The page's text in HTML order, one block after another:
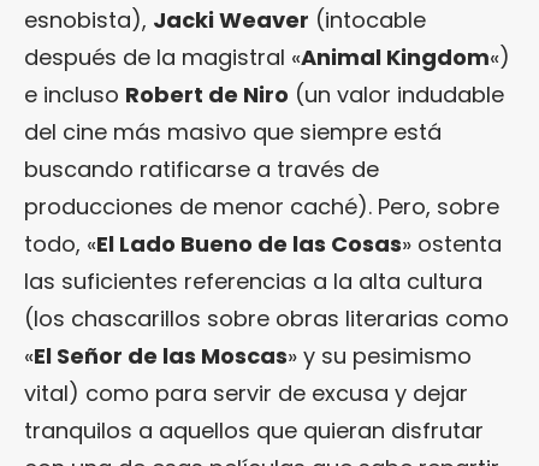
esnobista), Jacki Weaver (intocable
después de la magistral «Animal Kingdom«)
e incluso Robert de Niro (un valor indudable
del cine más masivo que siempre está
buscando ratificarse a través de
producciones de menor caché). Pero, sobre
todo, «El Lado Bueno de las Cosas» ostenta
las suficientes referencias a la alta cultura
(los chascarillos sobre obras literarias como
«El Señor de las Moscas» y su pesimismo
vital) como para servir de excusa y dejar
tranquilos a aquellos que quieran disfrutar